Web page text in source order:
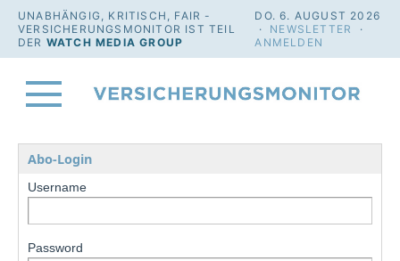
UNABHÄNGIG, KRITISCH, FAIR -
VERSICHERUNGSMONITOR IST TEIL
DER WATCH MEDIA GROUP
DO. 6. AUGUST 2026
· NEWSLETTER
·
ANMELDEN
Abo-Login
Username
Password